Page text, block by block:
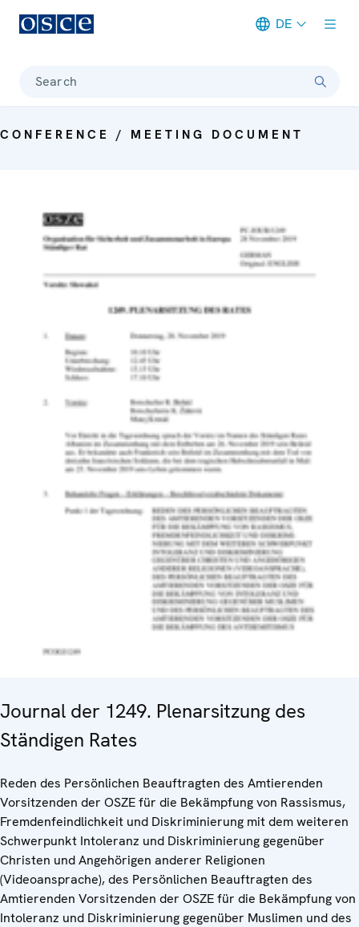
DE
Search
CONFERENCE / MEETING DOCUMENT
Journal der 1249. Plenarsitzung des
Ständigen Rates
Reden des Persönlichen Beauftragten des Amtierenden
Vorsitzenden der OSZE für die Bekämpfung von Rassismus,
Fremdenfeindlichkeit und Diskriminierung mit dem weiteren
Schwerpunkt Intoleranz und Diskriminierung gegenüber
Christen und Angehörigen anderer Religionen
(Videoansprache), des Persönlichen Beauftragten des
Amtierenden Vorsitzenden der OSZE für die Bekämpfung von
Intoleranz und Diskriminierung gegenüber Muslimen und des